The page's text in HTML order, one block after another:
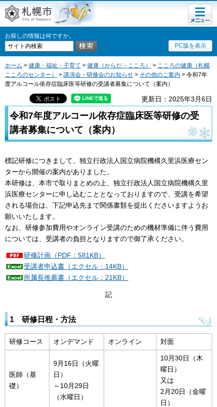
札幌市
お探しの情報は何ですか。
PC版を表示
メニュ
ー
ホーム > 健康・福祉・子育て > 健康（からだ・こころ） > こころの健康（札幌
こころのセンター）
> 講演会・研修会のお知らせ > その他のご案内 > 令和7年
度アルコール依存症臨床医等研修の受講者募集について（案内）
更新日：2025年3月6日
令和7年度アルコール依存症臨床医等研修の受
講者募集について（案内）
標記研修につきまして、独立行政法人国立病院機構久里浜医療セン
ターから開催の案内がありました。
本研修は、本市で取りまとめの上、独立行政法人国立病院機構久里
浜医療センターに申し込むこととなっておりますので、受講を希望
される場合は、下記申込先まで関係書類を提出くださいますようお
願いいたします。
なお、研修参加費用やオンライン受講のための機材準備に伴う費用
については、受講者の負担となりますので御了承ください。
研修計画（PDF：581KB）
受講者申込書（エクセル：14KB）
所属長推薦書（エクセル：21KB）
記
1 研修日程・方法
研修コース オンデマンド オンライン 対面
医師（基
礎）
9月16日（火曜
日）
～10月29日
（水曜日）
10月30日（木
曜日）
又は
2月20日（金曜
日）